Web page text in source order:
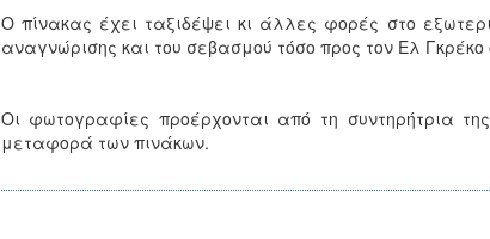
Ο πίνακας έχει ταξιδέψει κι άλλες φορές στο
αναγνώρισης και του σεβασμού τόσο προς τον Ελ
Οι φωτογραφίες προέρχονται από τη συντηρήτρια
μεταφορά των πινάκων.